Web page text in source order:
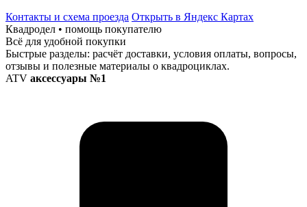
Контакты и схема проезда Открыть в Яндекс Картах
Квадродел • помощь покупателю
Всё для удобной покупки
Быстрые разделы: расчёт доставки, условия оплаты, вопросы,
отзывы и полезные материалы о квадроциклах.
ATV аксессуары №1